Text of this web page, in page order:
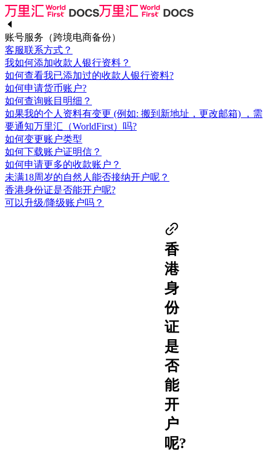
账号服务（跨境电商备份）
客服联系方式？
我如何添加收款人银行资料？
如何查看我已添加过的收款人银行资料?
如何申请货币账户?
如何查询账目明细？
如果我的个人资料有变更 (例如: 搬到新地址，更改邮箱) ，需
要通知万里汇（WorldFirst）吗?
如何变更账户类型
如何下载账户证明信？
如何申请更多的收款账户？
未满18周岁的自然人能否接纳开户呢？
香港身份证是否能开户呢?
可以升级/降级账户吗？
香
港
身
份
证
是
否
能
开
户
呢?